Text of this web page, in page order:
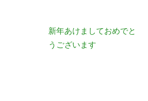
新年あけましておめでと
うございます